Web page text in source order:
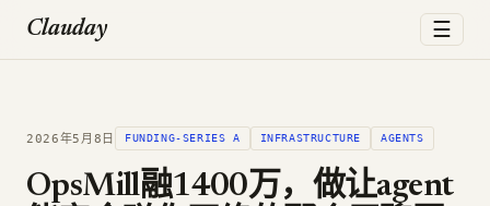
Clauday ☰
2026年5月8日 FUNDING-SERIES A INFRASTRUCTURE AGENTS
OpsMill融1400万，做让agent